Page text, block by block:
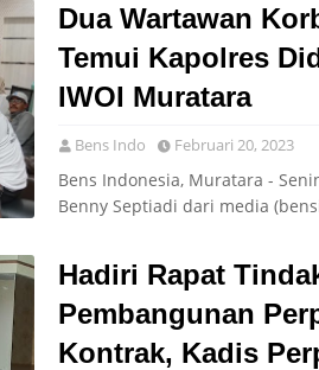
Dua Wartawan
Temui Kapolres
IWOI Muratara
Bens Indo Februari 20, 2023
Bens Indonesia, Muratara -
Benny Septiadi dari media
Hadiri Rapat
Pembangunan
Kontrak, Kadis